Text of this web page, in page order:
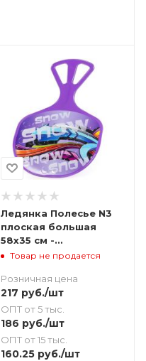
Ледянка Полесье N3
плоская большая
58х35 см -
фиолетовая
Товар не продается
Розничная цена
217 руб./шт
ОПТ от 5 тыс.
186 руб./шт
ОПТ от 15 тыс.
160.25руб./шт